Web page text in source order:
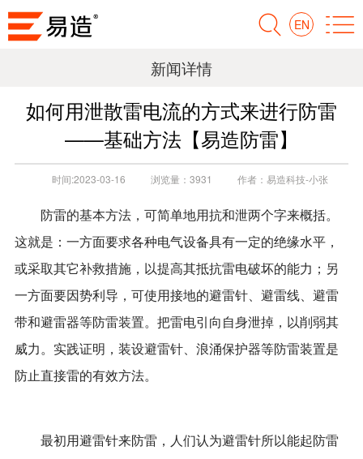
EN
新闻详情
如何用泄散雷电流的方式来进行防雷
——基础方法【易造防雷】
时间:2023-03-16 浏览量： 3931 作者： 易造科技-小张
防雷的基本方法，可简单地用抗和泄两个字来概括。
这就是：一方面要求各种电气设备具有一定的绝缘水平，
或采取其它补救措施，以提高其抵抗雷电破坏的能力；另
一方面要因势利导，可使用接地的避雷针、避雷线、避雷
带和避雷器等防雷装置。把雷电引向自身泄掉，以削弱其
威力。实践证明，装设避雷针、浪涌保护器等防雷装置是
防止直接雷的有效方法。
最初用避雷针来防雷，人们认为避雷针所以能起防雷